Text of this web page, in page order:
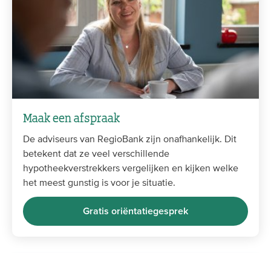
Maak een afspraak
De adviseurs van RegioBank zijn onafhankelijk. Dit
betekent dat ze veel verschillende
hypotheekverstrekkers vergelijken en kijken welke
het meest gunstig is voor je situatie.
Gratis oriëntatiegesprek